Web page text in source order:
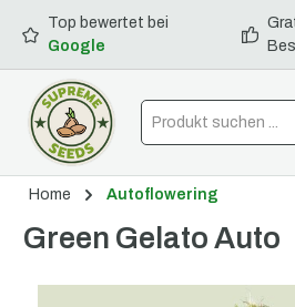
springen
Top bewertet bei
Google
Home Autoflowering
Green Gelato Auto